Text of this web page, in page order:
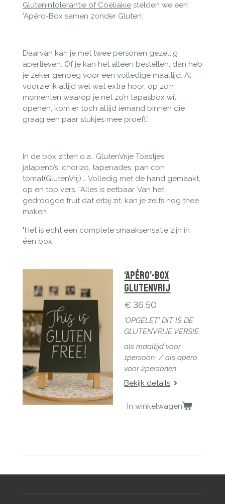
Glutenintolerantie of Coeliakiestelden we een
'Apéro-Box samen zonder Gluten.
Daarvan kan je met twee personen gezellig
apertieven. Of je kan het alleen bestellen, dan heb
je zeker genoeg voor een volledige maaltijd. Al
voorzie ik altijd wel wat extra hoor, op zo’n
momenten waarop je net zo’n tapasbox wil
openen, kom er toch altijd iemand binnen die
graag een paar stukjes mee proeft”.
In de box zitten o.a.: GlutenVrije Toastjes,
jalapeno’s, chorizo, tapenades, pan con
tomat(GlutenVrij),… Volledig met de hand gemaakt,
op en top vers. “Alles is eetbaar. Van het
gedroogde fruit dat erbij zit, kan je zelfs nog thee
maken.
"Het is echt een complete smaaksensatie zijn in
één box.”
‘Apéro’-Box
GlutenVrij
€ 36,50
'OPGELET' DIT IS DE
GLUTENVRIJE VERSIE
als maaltijd voor
1persoon / als apéro
voor 2personen
Bekijk details
In winkelwagen